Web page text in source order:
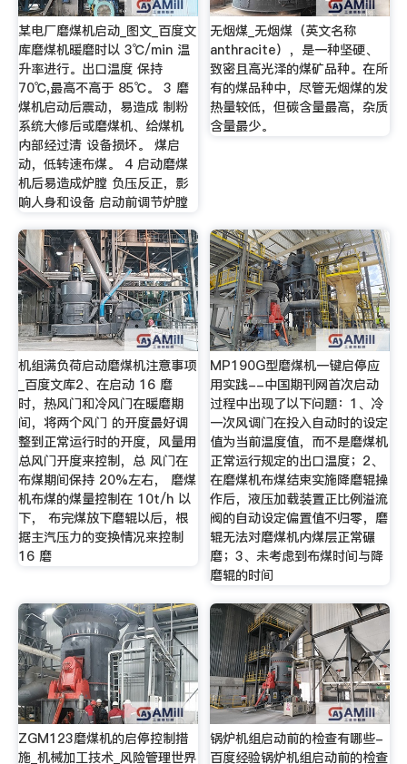
某电厂磨煤机启动_图文_百度文
库磨煤机暖磨时以 3℃/min 温
升率进行。出口温度 保持
70℃,最高不高于 85℃。 3 磨
煤机启动后震动，易造成 制粉
系统大修后或磨煤机、给煤机
内部经过清 设备损坏。 煤启
动，低转速布煤。 4 启动磨煤
机后易造成炉膛 负压反正，影
响人身和设备 启动前调节炉膛
无烟煤_无烟煤（英文名称
anthracite），是一种坚硬、
致密且高光泽的煤矿品种。在所
有的煤品种中，尽管无烟煤的发
热量较低，但碳含量最高，杂质
含量最少。
机组满负荷启动磨煤机注意事项
_百度文库2、在启动 16 磨
时，热风门和冷风门在暖磨期
间，将两个风门 的开度最好调
整到正常运行时的开度，风量用
总风门开度来控制，总 风门在
布煤期间保持 20%左右， 磨煤
机布煤的煤量控制在 10t/h 以
下， 布完煤放下磨辊以后，根
据主汽压力的变换情况来控制
16 磨
MP190G型磨煤机一键启停应
用实践--中国期刊网首次启动
过程中出现了以下问题：1、冷
一次风调门在投入自动时的设定
值为当前温度值，而不是磨煤机
正常运行规定的出口温度；2、
在磨煤机布煤结束实施降磨辊操
作后，液压加载装置正比例溢流
阀的自动设定偏置值不归零，磨
辊无法对磨煤机内煤层正常碾
磨；3、未考虑到布煤时间与降
磨辊的时间
ZGM123磨煤机的启停控制措
施_机械加工技术_风险管理世界
锅炉机组启动前的检查有哪些-
百度经验锅炉机组启动前的检查